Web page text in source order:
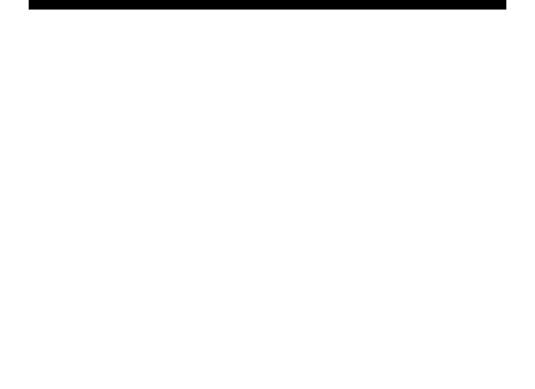
Je refuse C'est bon.